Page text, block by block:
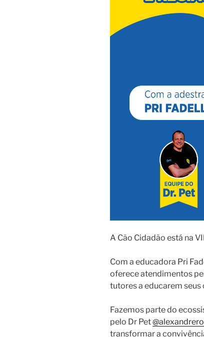
A Cão Cidadão está na
Com a educadora Pri
oferece atendimentos
tutores a educarem
Fazemos parte do
pelo Dr Pet
transformar a